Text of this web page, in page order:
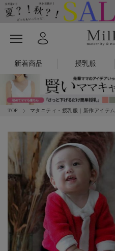
新着商品 授乳服
TOP マタニティ・授乳服｜新作アイテム